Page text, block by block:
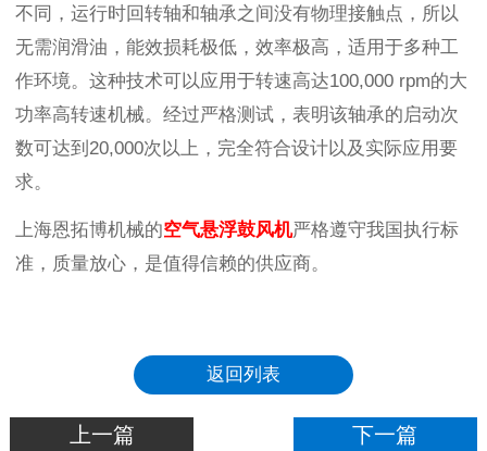
不同，运行时回转轴和轴承之间没有物理接触点，所以
无需润滑油，能效损耗极低，效率极高，适用于多种工
作环境。这种技术可以应用于转速高达100,000 rpm的大
功率高转速机械。经过严格测试，表明该轴承的启动次
数可达到20,000次以上，完全符合设计以及实际应用要
求。
上海恩拓博机械的空气悬浮鼓风机严格遵守我国执行标
准，质量放心，是值得信赖的供应商。
返回列表
上一篇 下一篇